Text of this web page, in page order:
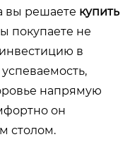
вы решаете купить
покупаете не
в
напрямую
он
столом.